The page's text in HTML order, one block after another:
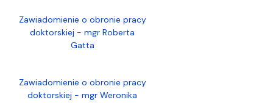
Zawiadomienie o obronie pracy
doktorskiej - mgr Roberta
Gatta
Zawiadomienie o obronie pracy
doktorskiej - mgr Weronika